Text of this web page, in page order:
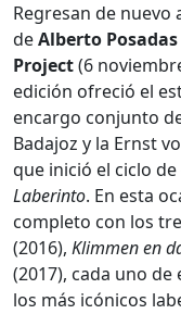
Regresan de nuevo
deAlberto Posadas
Project(6
edición ofreció el
encargo conjunto
Badajoz y la Ernst
que inició el ciclo
Laberinto. En esta
completo con los
(2016), Klimmen en
(2017), cada uno
los más icónicos